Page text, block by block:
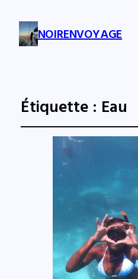
NOIRENVOYAGE
Étiquette : Eau